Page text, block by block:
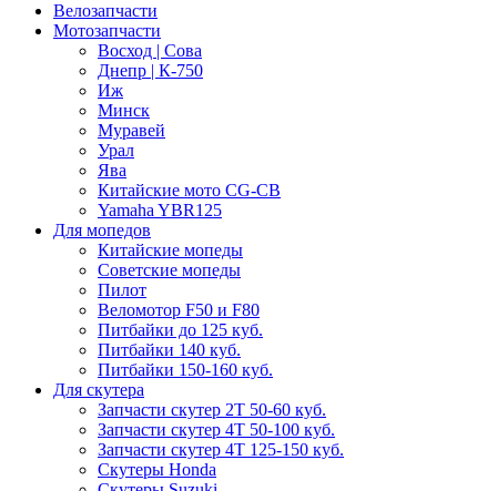
Велозапчасти
Мотозапчасти
Восход | Сова
Днепр | К-750
Иж
Минск
Муравей
Урал
Ява
Китайские мото CG-CB
Yamaha YBR125
Для мопедов
Китайские мопеды
Советские мопеды
Пилот
Веломотор F50 и F80
Питбайки до 125 куб.
Питбайки 140 куб.
Питбайки 150-160 куб.
Для скутера
Запчасти скутер 2Т 50-60 куб.
Запчасти скутер 4Т 50-100 куб.
Запчасти скутер 4Т 125-150 куб.
Скутеры Honda